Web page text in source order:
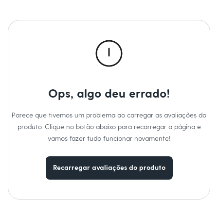
Vestidos
Masculino
Casacos e Jaquetas
Jeans
Polos
Chapéus e Bonés
Relógios
Ops, algo deu errado!
Parece que tivemos um problema ao carregar as avaliações do
produto. Clique no botão abaixo para recarregar a página e
vamos fazer tudo funcionar novamente!
Recarregar avaliações do produto